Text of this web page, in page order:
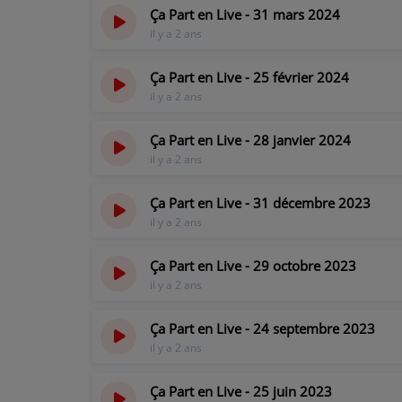
VENEZ DANS LE PUBLIC !
CRÉATIONS AUDIOVISUELLES
Ça Part en Live - 31 mars 2024
il y a 2 ans
Ça Part en Live - 25 février 2024
il y a 2 ans
Ça Part en Live - 28 janvier 2024
il y a 2 ans
Ça Part en Live - 31 décembre 2023
il y a 2 ans
Ça Part en Live - 29 octobre 2023
il y a 2 ans
Ça Part en Live - 24 septembre 2023
il y a 2 ans
Ça Part en Live - 25 juin 2023